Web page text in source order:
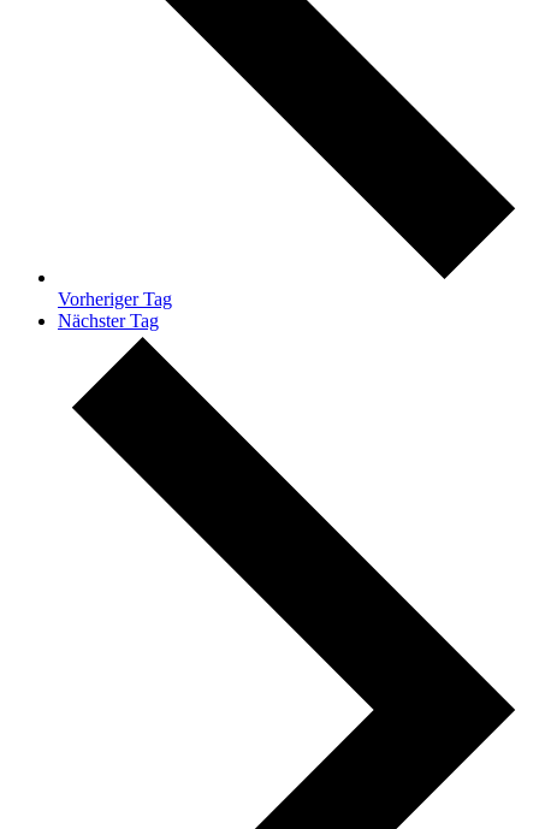
Vorheriger Tag
Nächster Tag